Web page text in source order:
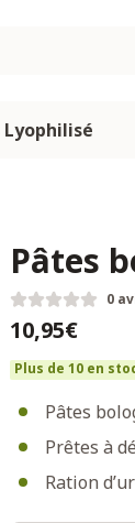
Lyophilisé
Pâtes
0
10,95€
Plus de 10 en
Pâtes
Prêtes à
Ration